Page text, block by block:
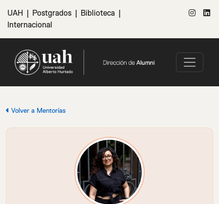
UAH Postgrados Biblioteca
Internacional
Volver a Mentorías